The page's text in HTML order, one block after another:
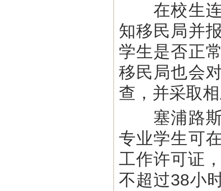
在校生连
知移民局并
学生是否正
移民局也会
查，并采取
塞浦路斯
专业学生可
工作许可证
不超过38小